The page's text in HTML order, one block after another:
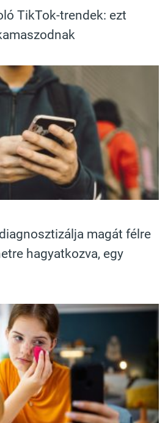
TikTok-trendek: ezt
magát félre
hagyatkozva, egy